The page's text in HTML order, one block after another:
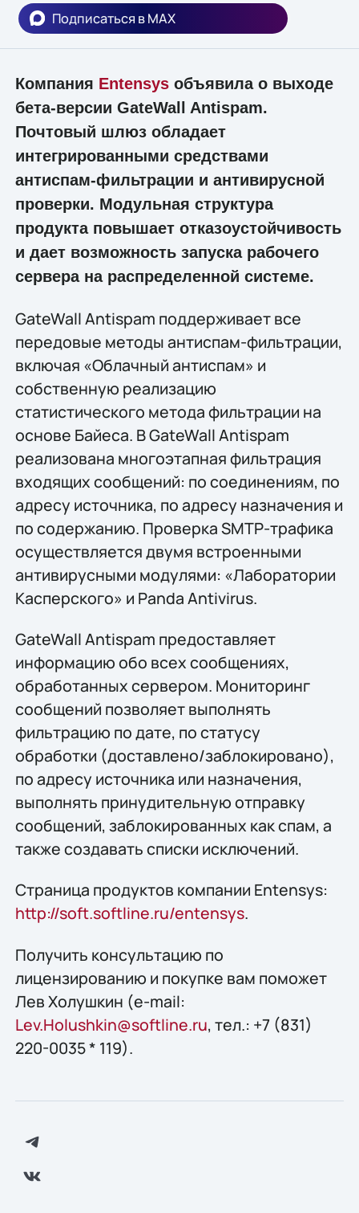
Подписаться в MAX
Компания Entensysобъявила о выходе
бета-версии GateWall Antispam.
Почтовый шлюз обладает
интегрированными средствами
антиспам-фильтрации и антивирусной
проверки. Модульная структура
продукта повышает отказоустойчивость
и дает возможность запуска рабочего
сервера на распределенной системе.
GateWall Antispam поддерживает все
передовые методы антиспам-фильтрации,
включая «Облачный антиспам» и
собственную реализацию
статистического метода фильтрации на
основе Байеса. В GateWall Antispam
реализована многоэтапная фильтрация
входящих сообщений: по соединениям, по
адресу источника, по адресу назначения и
по содержанию. Проверка SMTP-трафика
осуществляется двумя встроенными
антивирусными модулями: «Лаборатории
Касперского» и Panda Antivirus.
GateWall Antispam предоставляет
информацию обо всех сообщениях,
обработанных сервером. Мониторинг
сообщений позволяет выполнять
фильтрацию по дате, по статусу
обработки (доставлено/заблокировано),
по адресу источника или назначения,
выполнять принудительную отправку
сообщений, заблокированных как спам, а
также создавать списки исключений.
Страница продуктов компании Entensys:
http://soft.softline.ru/entensys.
Получить конcультацию по
лицензированию и покупке вам поможет
Лев Холушкин (e-mail:
Lev.Holushkin@softline.ru, тел.: +7 (831)
220-0035 * 119).